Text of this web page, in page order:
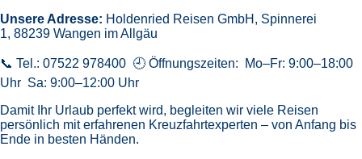
Unsere Adresse: Holdenried Reisen GmbH, Spinnerei
1, 88239 Wangen im Allgäu
📞 Tel.: 07522 978400 🕘 Öffnungszeiten: Mo–Fr: 9:00–18:00
Uhr Sa: 9:00–12:00 Uhr
Damit Ihr Urlaub perfekt wird, begleiten wir viele Reisen
persönlich mit erfahrenen Kreuzfahrtexperten – von Anfang bis
Ende in besten Händen.